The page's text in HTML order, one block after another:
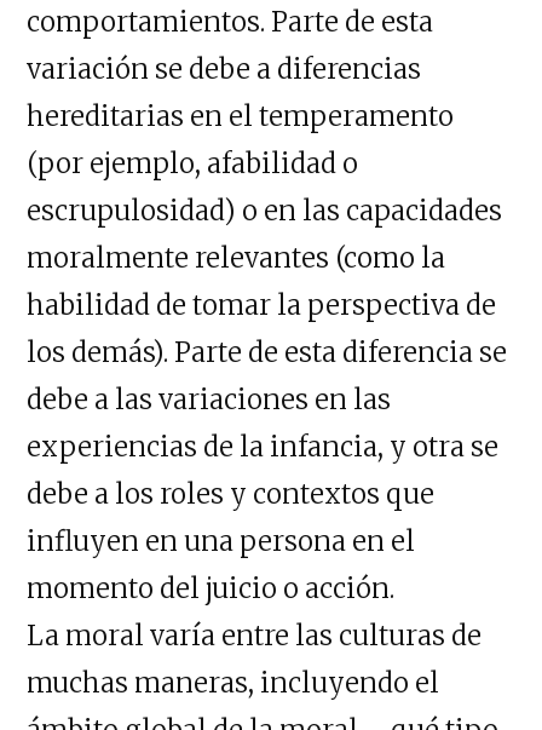
comportamientos. Parte de esta
variación se debe a diferencias
hereditarias en el temperamento
(por ejemplo, afabilidad o
escrupulosidad) o en las capacidades
moralmente relevantes (como la
habilidad de tomar la perspectiva de
los demás). Parte de esta diferencia se
debe a las variaciones en las
experiencias de la infancia, y otra se
debe a los roles y contextos que
influyen en una persona en el
momento del juicio o acción.
La moral varía entre las culturas de
muchas maneras, incluyendo el